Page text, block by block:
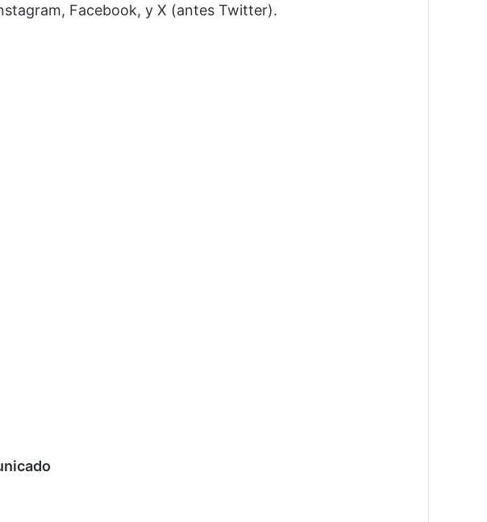
Facebook, y X (antes Twitter).